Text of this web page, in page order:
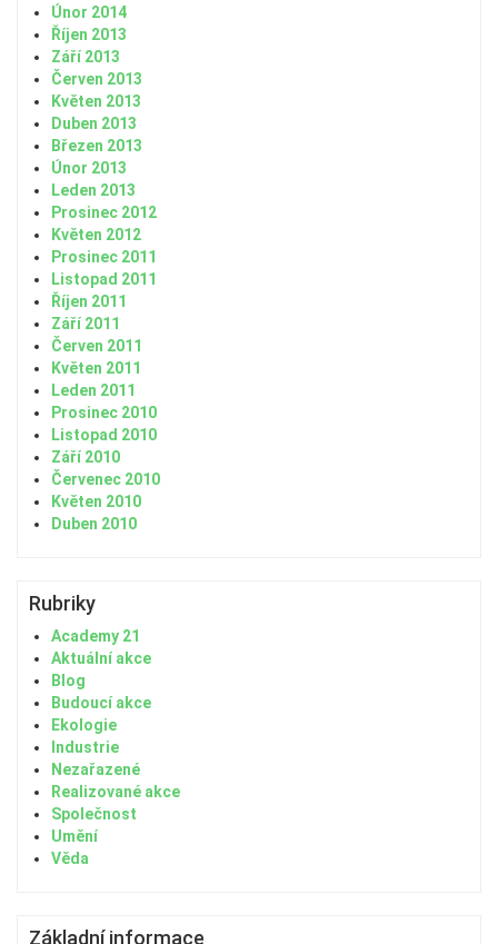
Únor 2014
Říjen 2013
Září 2013
Červen 2013
Květen 2013
Duben 2013
Březen 2013
Únor 2013
Leden 2013
Prosinec 2012
Květen 2012
Prosinec 2011
Listopad 2011
Říjen 2011
Září 2011
Červen 2011
Květen 2011
Leden 2011
Prosinec 2010
Listopad 2010
Září 2010
Červenec 2010
Květen 2010
Duben 2010
Rubriky
Academy 21
Aktuální akce
Blog
Budoucí akce
Ekologie
Industrie
Nezařazené
Realizované akce
Společnost
Umění
Věda
Základní informace